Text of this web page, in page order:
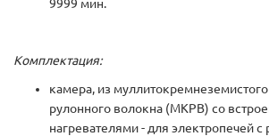
9999 мин.
Комплектация:
камера, из
рулонного волокна (МКРВ) со
нагревателями - для электропечей с